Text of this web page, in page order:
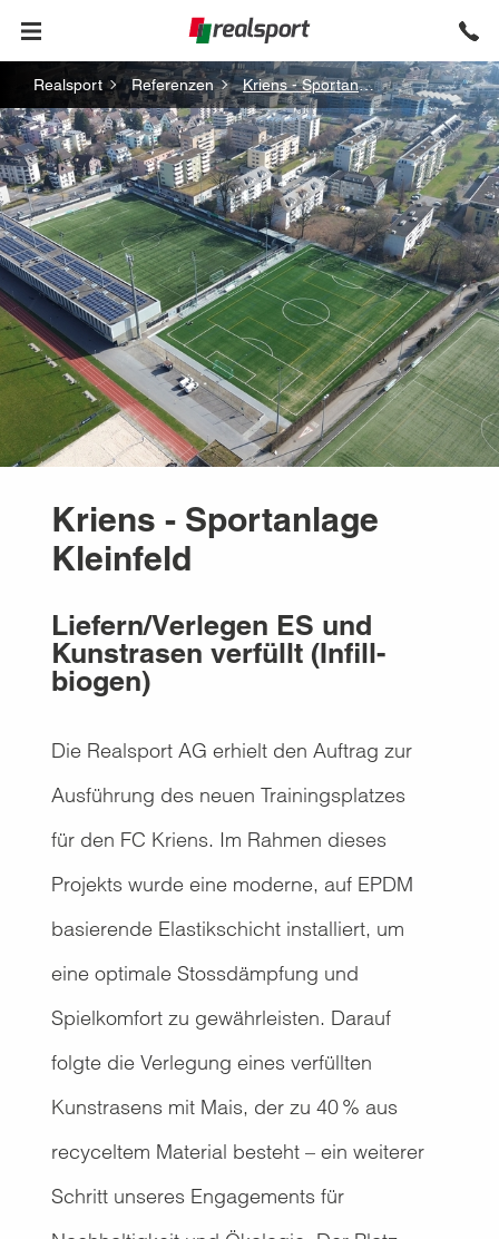
Direkt
zum
Inhalt
Pfadnavigation
Realsport Referenzen Kriens - Sportanlage Kleinfeld
Kriens - Sportanlage
Kleinfeld
Liefern/Verlegen ES und
Kunstrasen verfüllt (Infill-
biogen)
Die Realsport AG erhielt den Auftrag zur
Ausführung des neuen Trainingsplatzes
für den FC Kriens. Im Rahmen dieses
Projekts wurde eine moderne, auf EPDM
basierende Elastikschicht installiert, um
eine optimale Stossdämpfung und
Spielkomfort zu gewährleisten. Darauf
folgte die Verlegung eines verfüllten
Kunstrasens mit Mais, der zu 40 % aus
recyceltem Material besteht – ein weiterer
Schritt unseres Engagements für